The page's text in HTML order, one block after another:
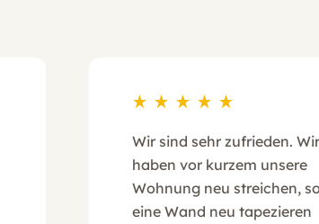
Wir sind sehr zufrieden. Wir
haben vor kurzem unsere
Wohnung neu streichen,
eine Wand neu tapezieren